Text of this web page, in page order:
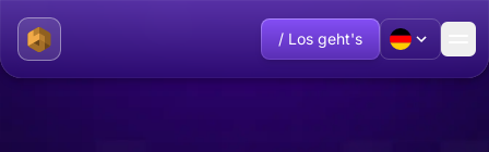
/ Los geht's